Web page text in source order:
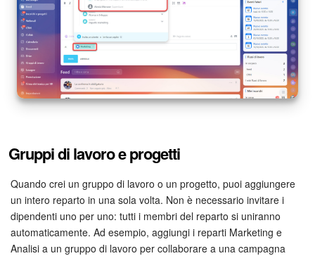
Gruppi di lavoro e progetti
Quando crei un gruppo di lavoro o un progetto, puoi aggiungere
un intero reparto in una sola volta. Non è necessario invitare i
dipendenti uno per uno: tutti i membri del reparto si uniranno
automaticamente. Ad esempio, aggiungi i reparti Marketing e
Analisi a un gruppo di lavoro per collaborare a una campagna